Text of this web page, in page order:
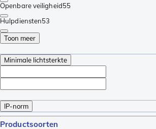
Openbare veiligheid55
Hulpdiensten53
Toon meer
Minimale lichtsterkte
IP-norm
Productsoorten